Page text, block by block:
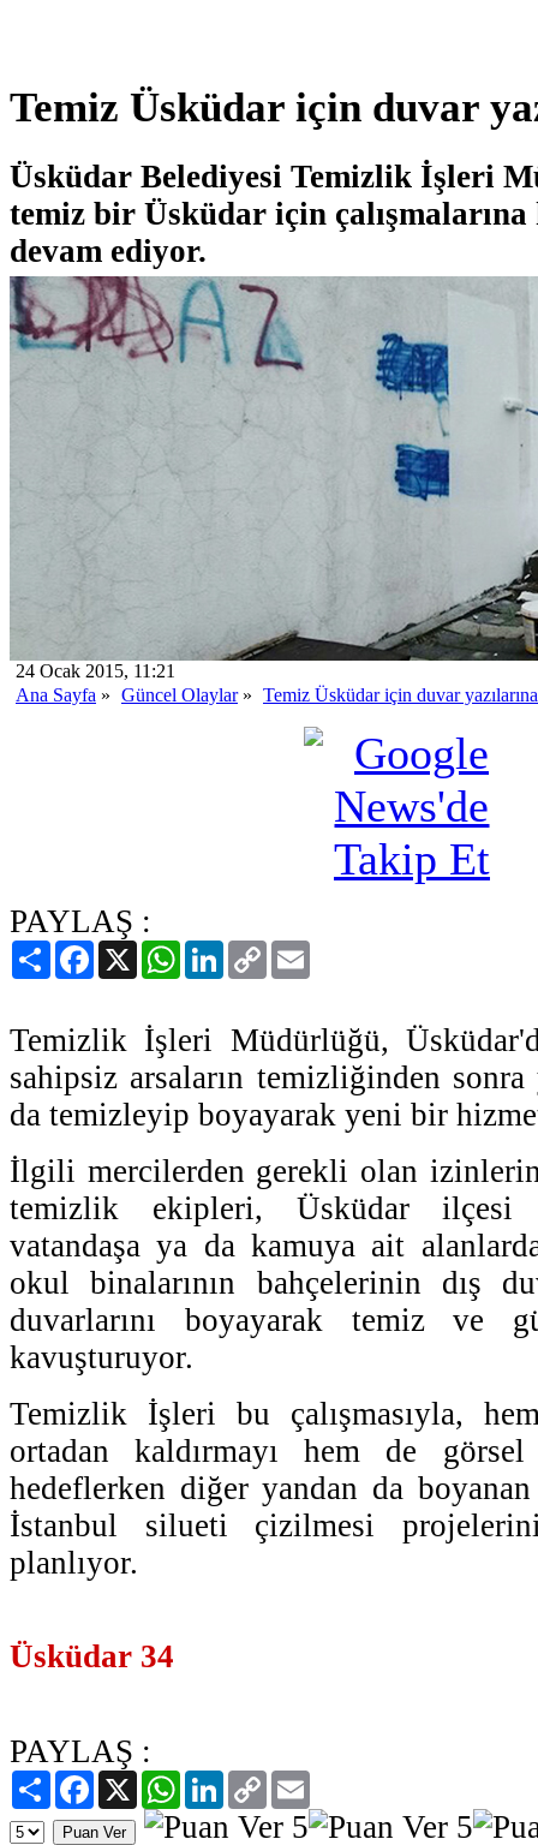
Temiz Üsküdar için duvar
Üsküdar Belediyesi Temizlik İşleri
temiz bir Üsküdar için çalışmalarına
devam ediyor.
24 Ocak 2015, 11:21
Ana Sayfa » Güncel Olaylar» Temiz Üsküdar için duvar
PAYLAŞ :
PaylaşFacebook
X WhatsAppLinkedIn
Copy
Link
Temizlik İşleri Müdürlüğü,
sahipsiz arsaların temizliğinden sonra
da temizleyip boyayarak yeni bir
İlgili mercilerden gerekli olan izinlerin
temizlik ekipleri, Üsküdar ilçesi
vatandaşa ya da kamuya ait
okul binalarının bahçelerinin dış
duvarlarını boyayarak temiz ve
kavuşturuyor.
Temizlik İşleri bu çalışmasıyla,
ortadan kaldırmayı hem de
hedeflerken diğer yandan da
İstanbul silueti çizilmesi
planlıyor.
Üsküdar 34
PAYLAŞ :
PaylaşFacebook
X WhatsAppLinkedIn
Copy
Link